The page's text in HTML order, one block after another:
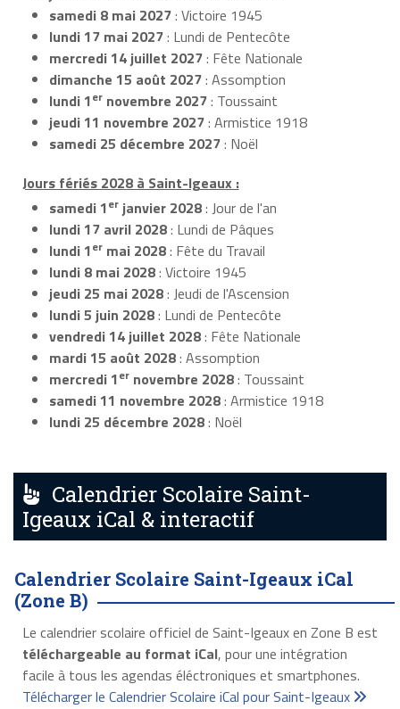
samedi 8 mai 2027: Victoire 1945
lundi 17 mai 2027: Lundi de Pentecôte
mercredi 14 juillet 2027: Fête Nationale
dimanche 15 août 2027: Assomption
lundi 1er novembre 2027: Toussaint
jeudi 11 novembre 2027: Armistice 1918
samedi 25 décembre 2027: Noël
Jours fériés 2028 à Saint-Igeaux :
samedi 1er janvier 2028: Jour de l'an
lundi 17 avril 2028: Lundi de Pâques
lundi 1er mai 2028: Fête du Travail
lundi 8 mai 2028: Victoire 1945
jeudi 25 mai 2028: Jeudi de l'Ascension
lundi 5 juin 2028: Lundi de Pentecôte
vendredi 14 juillet 2028: Fête Nationale
mardi 15 août 2028: Assomption
mercredi 1er novembre 2028: Toussaint
samedi 11 novembre 2028: Armistice 1918
lundi 25 décembre 2028: Noël
Calendrier Scolaire Saint-
Igeaux iCal & interactif
Calendrier Scolaire Saint-Igeaux iCal
(Zone B)
Le calendrier scolaire officiel de Saint-Igeaux en Zone B est
téléchargeable au format iCal, pour une intégration
facile à tous les agendas éléctroniques et smartphones.
Télécharger le Calendrier Scolaire iCal pour Saint-Igeaux